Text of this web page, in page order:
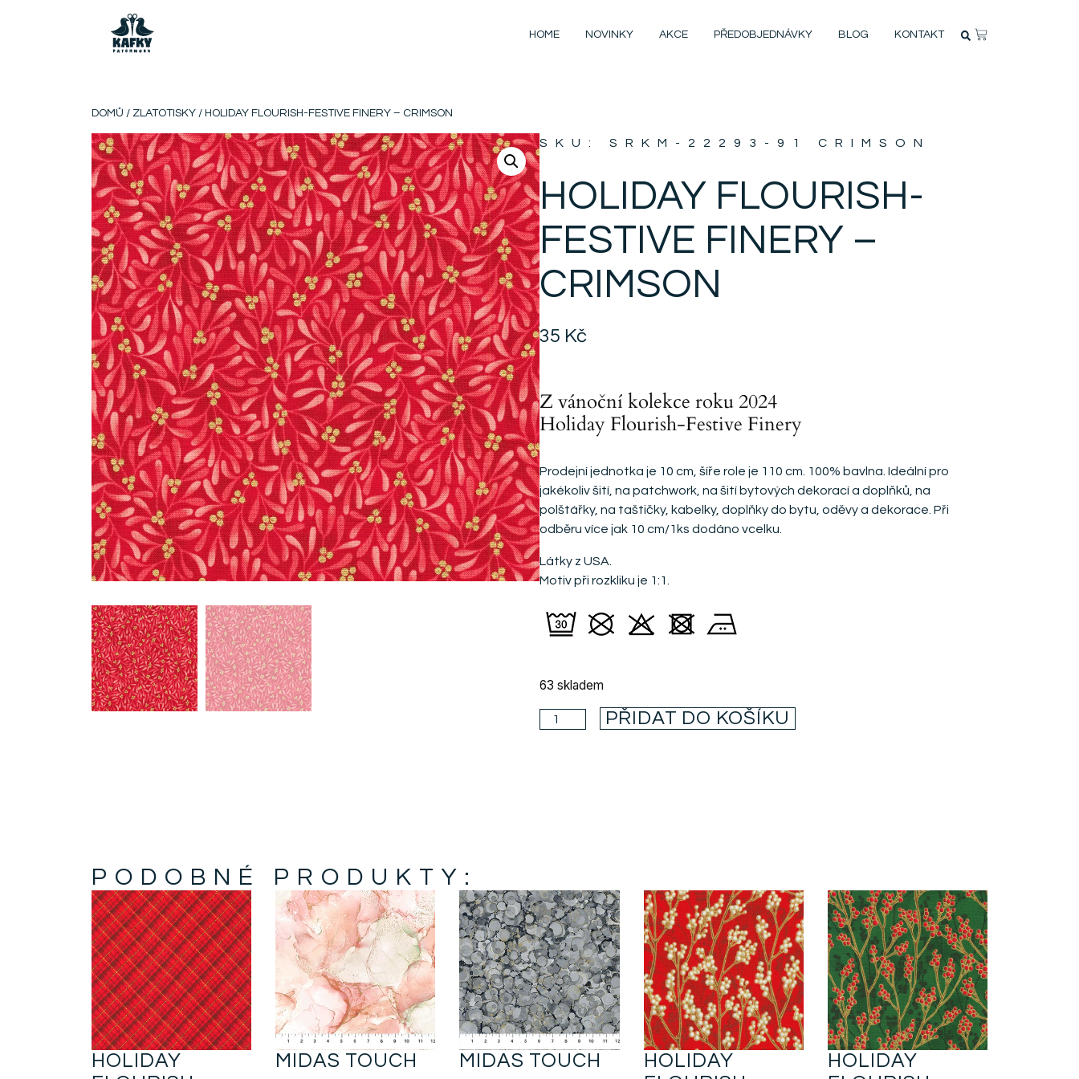
HOME NOVINKY AKCE PŘEDOBJEDNÁVKY BLOG KONTAKT
DOMŮ / ZLATOTISKY / HOLIDAY FLOURISH-FESTIVE FINERY – CRIMSON
SKU: SRKM-22293-91 CRIMSON
HOLIDAY FLOURISH-
FESTIVE FINERY –
CRIMSON
35 Kč
Z vánoční kolekce roku 2024
Holiday Flourish-Festive Finery
Prodejní jednotka je 10 cm, šíře role je 110 cm. 100% bavlna. Ideální pro
jakékoliv šití, na patchwork, na šití bytových dekorací a doplňků, na
polštářky, na taštičky, kabelky, doplňky do bytu, oděvy a dekorace. Při
odběru více jak 10 cm/1ks dodáno vcelku.
Látky z USA.
Motiv při rozkliku je 1:1.
63 skladem
PŘIDAT DO KOŠÍKU
PODOBNÉ PRODUKTY:
HOLIDAY
MIDAS TOUCH MIDAS TOUCH
HOLIDAY
HOLIDAY